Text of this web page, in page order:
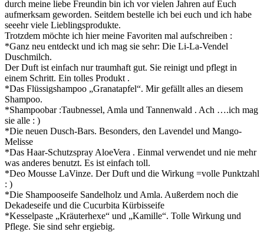
durch meine liebe Freundin bin ich vor vielen Jahren auf Euch
aufmerksam geworden. Seitdem bestelle ich bei euch und ich habe
seeehr viele Lieblingsprodukte.
Trotzdem möchte ich hier meine Favoriten mal aufschreiben :
*Ganz neu entdeckt und ich mag sie sehr: Die Li-La-Vendel
Duschmilch.
Der Duft ist einfach nur traumhaft gut. Sie reinigt und pflegt in
einem Schritt. Ein tolles Produkt .
*Das Flüssigshampoo „Granatapfel“. Mir gefällt alles an diesem
Shampoo.
*Shampoobar :Taubnessel, Amla und Tannenwald . Ach ….ich mag
sie alle : )
*Die neuen Dusch-Bars. Besonders, den Lavendel und Mango-
Melisse
*Das Haar-Schutzspray AloeVera . Einmal verwendet und nie mehr
was anderes benutzt. Es ist einfach toll.
*Deo Mousse LaVinze. Der Duft und die Wirkung =volle Punktzahl
: )
*Die Shampooseife Sandelholz und Amla. Außerdem noch die
Dekadeseife und die Cucurbita Kürbisseife
*Kesselpaste „Kräuterhexe“ und „Kamille“. Tolle Wirkung und
Pflege. Sie sind sehr ergiebig.